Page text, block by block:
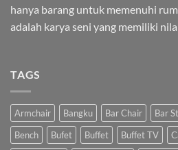
hanya barang untuk memenuhi
adalah karya seni yang memiliki
TAGS
Armchair Bangku Bar Chair Bar
Bench
Bufet Buffet Buffet TV